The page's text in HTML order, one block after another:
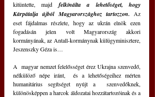
kitüntette, majd felkínálta a lehetőséget, hogy
Kárpátalja újból Magyarországhoz tartozzon.
Az
eset fájdalmas részlete, hogy az ukrán elnök ezen
fogadásán jelen volt Magyarország akkori
kormányának, az Antall-kormánynak külügyminisztere,
Jeszenszky Géza is…
A  magyar nemzet felelősséget érez Ukrajna szenvedő,
nélkülöző népe iránt,  és a lehetőségeihez mérten
humanitárius segítséget nyújt a  szenvedőknek,
különösképpen a harcok áldozatai hozzátartozóinak és a